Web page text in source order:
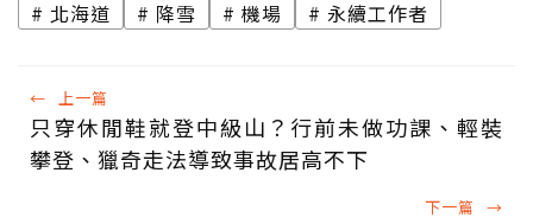
北海道 降雪 機場 永續工作者
← 上一篇
只穿休閒鞋就登中級山？行前未做功課、輕裝
攀登、獵奇走法導致事故居高不下
下一篇 →